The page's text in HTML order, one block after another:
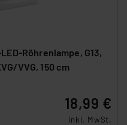
Röhrenlampe, G13,
VVG, 150 cm
18,99 €
inkl. MwSt.